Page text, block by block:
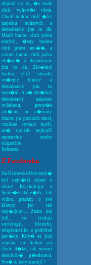
doplatí na to, �e bude
chtít vyhov�t všem.
Chudí budou chtít �ást
majetku bohatých a
demokracie jim to dá.
Mladí budou chtít práva
starých, �eny budou
chtít práva mu��, a
cizinci budou chtít práva
ob�an� a demokracie
jim to dá. Zlo�inci
budou chtít obsadit
ve�ejné funkce a
demokracie jim to
umo�ní. A a� zlo�inci
demokracii nakonec
ovládnou, proto�e
zlo�inci od p�írody
tíhnou po pozicích moci,
vznikne tyranie horší,
ne� dovede nejhorší
monarchie anebo
oligarchie.
Sokrates
Z Facebooku
Na Ostravské Univerzit�
byl nejv�tší zájem o
obory Psychologie a
Spole�enské v�dy... Jak
vidno, pracáky o své
klienty jen tak
nep�ijdou... Znám pár
lidí, co studují
sociologii, filozofii,
religionistiku a podobné
pav�dy. Kdy� se jich
zeptám, co budou po
škole d�lat, tak nemají
absolutn� p�edstavu.
Pro� to tedy studují ?